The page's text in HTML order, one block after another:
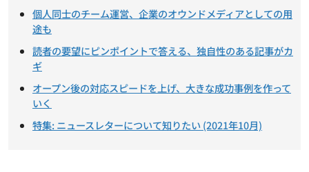
個人同士のチーム運営、企業のオウンドメディアとしての用
途も
読者の要望にピンポイントで答える、独自性のある記事がカ
ギ
オープン後の対応スピードを上げ、大きな成功事例を作って
いく
特集: ニュースレターについて知りたい (2021年10月)